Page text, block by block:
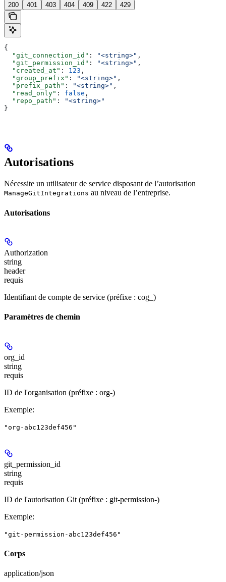
200 401 403 404 409 422 429
{
  "git_connection_id"
: "<string>" ,
  "git_permission_id"
: "<string>" ,
  "created_at"
: 123 ,
  "group_prefix"
: "<string>" ,
  "prefix_path"
: "<string>" ,
  "read_only"
: false ,
  "repo_path"
:
"<string>"
}
Autorisations
Nécessite un utilisateur de service disposant de l’autorisation
ManageGitIntegrations au niveau de l’entreprise.
Autorisations
Authorization
string
header
requis
Identifiant de compte de service (préfixe : cog_)
Paramètres de chemin
org_id
string
requis
ID de l'organisation (préfixe : org-)
Exemple:
"org-abc123def456"
git_permission_id
string
requis
ID de l'autorisation Git (préfixe : git-permission-)
Exemple:
"git-permission-abc123def456"
Corps
application/json